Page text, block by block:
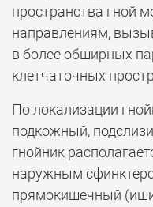
пространства гной
направлениям,
в более обширных
клетчаточных
По локализации
подкожный,
гнойник
наружным
прямокишечный